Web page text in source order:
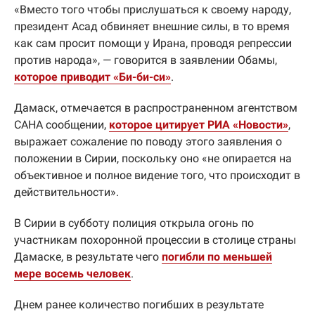
«Вместо того чтобы прислушаться к своему народу,
президент Асад обвиняет внешние силы, в то время
как сам просит помощи у Ирана, проводя репрессии
против народа», — говорится в заявлении Обамы,
которое приводит «Би-би-си».
Дамаск, отмечается в распространенном агентством
САНА сообщении, которое цитирует РИА «Новости»,
выражает сожаление по поводу этого заявления о
положении в Сирии, поскольку оно «не опирается на
объективное и полное видение того, что происходит в
действительности».
В Сирии в субботу полиция открыла огонь по
участникам похоронной процессии в столице страны
Дамаске, в результате чего погибли по меньшей
мере восемь человек.
Днем ранее количество погибших в результате